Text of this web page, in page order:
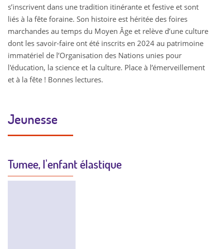
s’inscrivent dans une tradition itinérante et festive et sont
liés à la fête foraine. Son histoire est héritée des foires
marchandes au temps du Moyen Âge et relève d’une culture
dont les savoir-faire ont été inscrits en 2024 au patrimoine
immatériel de l’Organisation des Nations unies pour
l'éducation, la science et la culture. Place à l’émerveillement
et à la fête ! Bonnes lectures.
Jeunesse
Tumee, l'enfant élastique